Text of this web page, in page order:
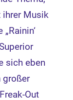
ihrer Musik
sich eben
großer
Out